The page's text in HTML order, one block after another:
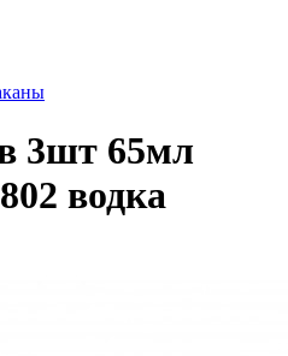
3шт 65мл
водка